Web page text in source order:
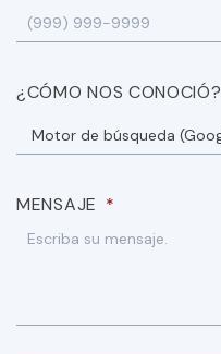
¿CÓMO NOS CONOCIÓ?
MENSAJE *